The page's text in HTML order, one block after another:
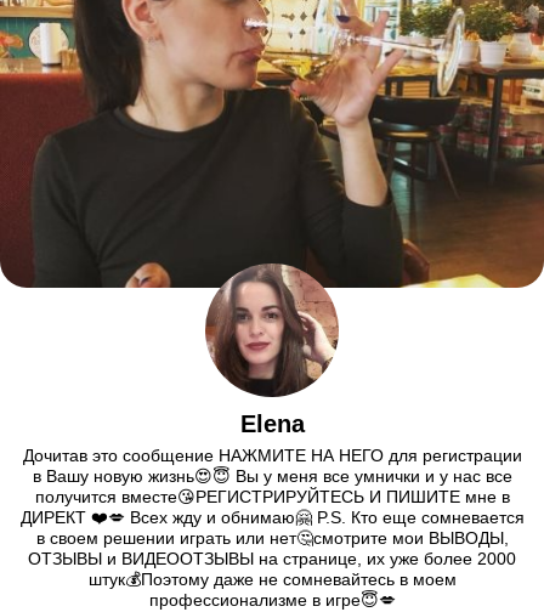
Elena
Дочитав это сообщение НАЖМИТЕ НА НЕГО для регистрации
в Вашу новую жизнь😍😇 Вы у меня все умнички и у нас все
получится вместе😘РЕГИСТРИРУЙТЕСЬ И ПИШИТЕ мне в
ДИРЕКТ ❤️💋 Всех жду и обнимаю🤗 P.S. Кто еще сомневается
в своем решении играть или нет🤔смотрите мои ВЫВОДЫ,
ОТЗЫВЫ и ВИДЕООТЗЫВЫ на странице, их уже более 2000
штук💰Поэтому даже не сомневайтесь в моем
профессионализме в игре😇💋